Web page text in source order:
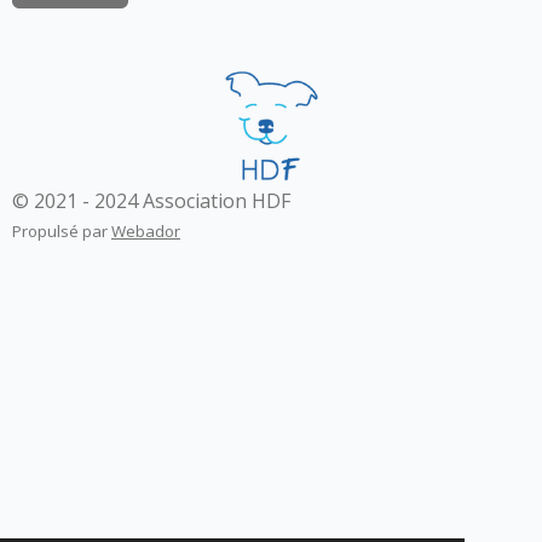
© 2021 - 2024 Association HDF
Propulsé parWebador